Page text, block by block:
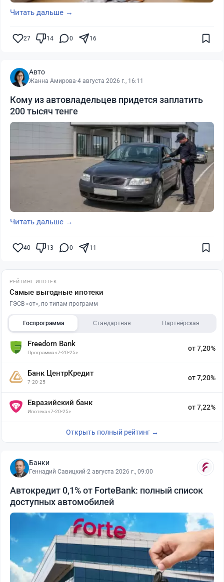
Читать дальше →
27 14 0 16
Авто
Жанна Амирова·4 августа 2026 г., 16:11
Кому из автовладельцев придется заплатить
200 тысяч тенге
Читать дальше →
40 13 0 11
РЕЙТИНГ ИПОТЕК
Самые выгодные ипотеки
ГЭСВ «от», по типам программ
Госпрограмма Стандартная Партнёрская
Freedom Bank
Программа «7-20-25»
от 7,20%
Банк ЦентрКредит
7-20-25
от 7,20%
Евразийский банк
Ипотека «7-20-25»
от 7,22%
Открыть полный рейтинг →
Банки
Геннадий Савицкий·2 августа 2026 г., 09:00
Автокредит 0,1% от ForteBank: полный список
доступных автомобилей